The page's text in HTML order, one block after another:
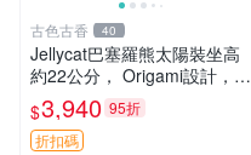
古色古香 40
Jellycat巴塞羅熊太陽裝坐高
約22公分， Origami設計，來
自越南。嚴選 Recommendat
ion！巴塞羅、 Origami熊、J
elly
$3,940 95折
折扣碼